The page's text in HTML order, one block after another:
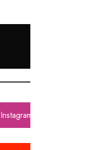
Instagram